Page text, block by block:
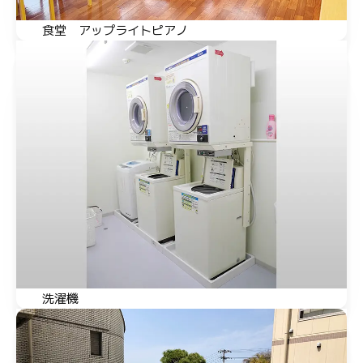
食堂 アップライトピアノ
洗濯機